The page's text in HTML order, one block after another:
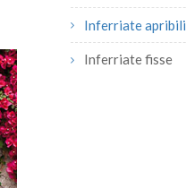
Inferriate apribili
Inferriate fisse